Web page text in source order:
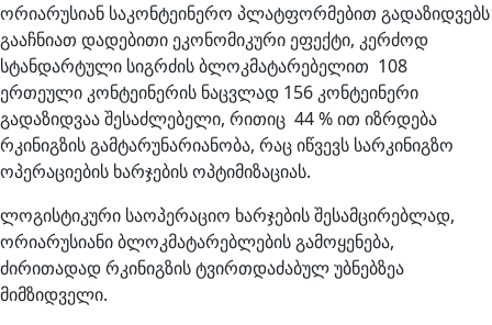
ორიარუსიან საკონტეინერო პლატფორმებით გადაზიდვებს
გააჩნიათ დადებითი ეკონომიკური ეფექტი, კერძოდ
სტანდარტული სიგრძის ბლოკმატარებელით 108
ერთეული კონტეინერის ნაცვლად 156 კონტეინერი
გადაზიდვაა შესაძლებელი, რითიც 44 % ით იზრდება
რკინიგზის გამტარუნარიანობა, რაც იწვევს სარკინიგზო
ოპერაციების ხარჯების ოპტიმიზაციას.
ლოგისტიკური საოპერაციო ხარჯების შესამცირებლად,
ორიარუსიანი ბლოკმატარებლების გამოყენება,
ძირითადად რკინიგზის ტვირთდაძაბულ უბნებზეა
მიმზიდველი.